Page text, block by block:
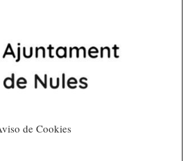
incidència en la via
de l'app o per mail
de Cookies